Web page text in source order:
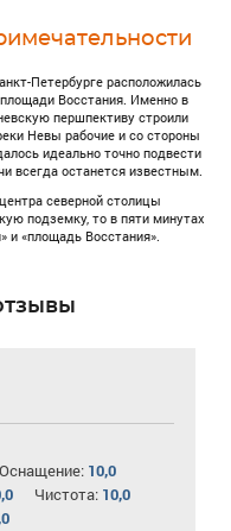
Петербурге расположилась
Восстания. Именно в
першпективу строили
Невы рабочие и со стороны
идеально точно подвести
всегда останется известным.
северной столицы
подземку, то в пяти минутах
и «площадь Восстания».
Оснащение: 10,0
Чистота: 10,0